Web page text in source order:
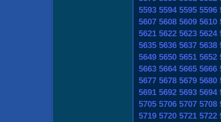
5593 5594 5595 5596
5607 5608 5609 5610
5621 5622 5623 5624
5635 5636 5637 5638
5649 5650 5651 5652
5663 5664 5665 5666
5677 5678 5679 5680
5691 5692 5693 5694
5705 5706 5707 5708
5719 5720 5721 5722